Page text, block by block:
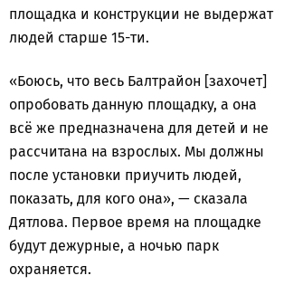
площадка и конструкции не выдержат
людей старше 15-ти.
«Боюсь, что весь Балтрайон [захочет]
опробовать данную площадку, а она
всё же предназначена для детей и не
рассчитана на взрослых. Мы должны
после установки приучить людей,
показать, для кого она», — сказала
Дятлова. Первое время на площадке
будут дежурные, а ночью парк
охраняется.